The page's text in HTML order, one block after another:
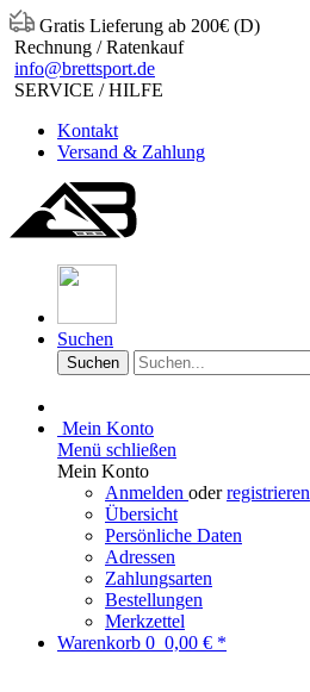
Gratis Lieferung ab 200€ (D)
Rechnung / Ratenkauf
info@brettsport.de
SERVICE / HILFE
Kontakt
Versand & Zahlung
Suchen
Suchen
Mein Konto
Menü schließen
Mein Konto
Anmelden oderregistrieren
Übersicht
Persönliche Daten
Adressen
Zahlungsarten
Bestellungen
Merkzettel
Warenkorb 0 0,00 € *